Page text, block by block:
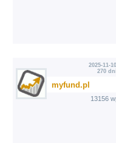
2025-11-
270
myfund.pl
13156